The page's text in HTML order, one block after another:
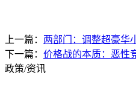
上一篇： 两部门：调整超豪华
下一篇： 价格战的本质：恶性
政策/资讯